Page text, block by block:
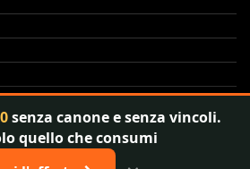
senza canone e senza vincoli.
quello che consumi